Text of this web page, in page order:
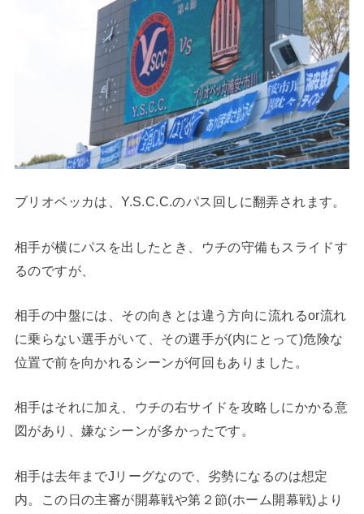
ブリオベッカは、Y.S.C.C.のパス回しに翻弄されます。
相手が横にパスを出したとき、ウチの守備もスライドす
るのですが、
相手の中盤には、その向きとは違う方向に流れるor流れ
に乗らない選手がいて、その選手が(内にとって)危険な
位置で前を向かれるシーンが何回もありました。
相手はそれに加え、ウチの右サイドを攻略しにかかる意
図があり、嫌なシーンが多かったです。
相手は去年までJリーグなので、劣勢になるのは想定
内。この日の主審が開幕戦や第２節(ホーム開幕戦)より